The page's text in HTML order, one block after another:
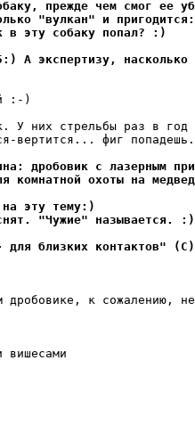
прежде чем смог ее
"вyлкан" и
в эту собаку попал? :)
А экспеpтизy,
:-)
У них стрельбы раз в
вертится... фиг попадешь.
дробовик с лазерным
комнатной охоты на
на этy темy:)
"Чужие" называется. :)
для близких контактов"
дробовике, к сожалению,
вишесами